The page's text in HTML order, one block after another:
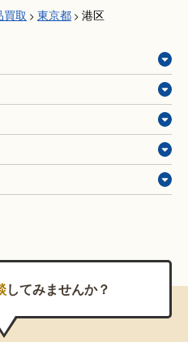
買取 > 東京都 > 港区
してみませんか？